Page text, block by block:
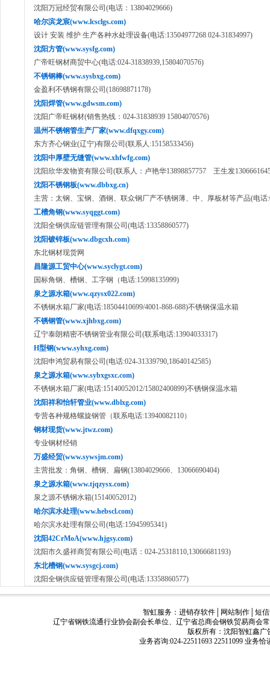
沈阳万冠经贸有限公司(电话：13804029666)
哈尔滨龙宸(www.lcsclgs.com)
设计 安装 维护 生产各种水处理设备(电话:13504977268 024-31834997)
沈阳方管(www.sysfg.com)
广帝旺钢材商贸中心(电话:024-31838939,15804070576)
不锈钢棒(www.sysbxg.com)
金盈利不锈钢有限公司(18698871178)
沈阳焊管(www.gdwsm.com)
沈阳广帝旺钢材(销售热线：024-31838939 15804070576)
温州不锈钢管生产厂家(www.dfqxgy.com)
东方齐心钢业(辽宁)有限公司(联系人:15158533456)
沈阳中厚壁无缝管(www.xhfwfg.com)
沈阳欣华发物资有限公司(联系人：卢艳华13898857757 王生发
沈阳不锈钢板(www.dbbxg.cn)
主营：太钢、宝钢、酒钢、联众钢厂产不锈钢薄、中、厚板材等产品(电话
工槽角钢(www.syqggt.com)
沈阳全钢供应链管理有限公司(电话:13358860577)
沈阳镀锌板(www.dbgcxh.com)
东北钢材现货网
昌隆源工贸中心(www.syclygt.com)
国标角钢、槽钢、工字钢（电话:15998135999)
泉之源水箱(www.qzysx022.com)
不锈钢水箱厂家(电话:18504410699/4001-868-688)不锈钢保温水箱
不锈钢管(www.xjhbxg.com)
辽宁泰朗精密不锈钢管业有限公司(联系电话:13904033317)
H型钢(www.syhxg.com)
沈阳申鸿贸易有限公司(电话:024-31339790,18640142585)
泉之源水箱(www.sybxgsxc.com)
不锈钢水箱厂家(电话:15140052012/15802400899)不锈钢保温水箱
沈阳祥和怡轩管业(www.dblxg.com)
专营各种规格螺旋钢管（联系电话:13940082110）
钢材现货(www.jtwz.com)
专业钢材经销
万盛经贸(www.sywsjm.com)
主营批发：角钢、槽钢、扁钢(13804029666、13066690404)
泉之源水箱(www.tjqzysx.com)
泉之源不锈钢水箱(15140052012)
哈尔滨水处理(www.hebscl.com)
哈尔滨水处理有限公司(电话:15945995341)
沈阳42CrMoA(www.hjgsy.com)
沈阳市久盛祥商贸有限公司(电话：024-25318110,13066681193)
东北槽钢(www.sysgcj.com)
沈阳全钢供应链管理有限公司(电话:13358860577)
智虹服务：进销存软件 网站制作 │短
辽宁省钢铁流通行业协会副会长单位、辽宁省总商会钢铁贸易商会
版权所有：沈阳智虹鑫广
业务咨询:024-22511693 22511099 业务